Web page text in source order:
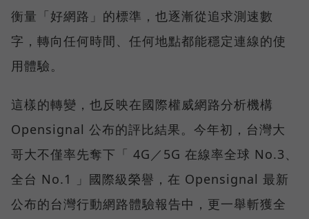
衡量「好網路」的標準，也逐漸從追求測速數
字，轉向任何時間、任何地點都能穩定連線的使
用體驗。
這樣的轉變，也反映在國際權威網路分析機構
Opensignal 公布的評比結果。今年初，台灣大
哥大不僅率先奪下「 4G／5G 在線率全球 No.3、
全台 No.1 」國際級榮譽，在 Opensignal 最新
公布的台灣行動網路體驗報告中，更一舉斬獲全